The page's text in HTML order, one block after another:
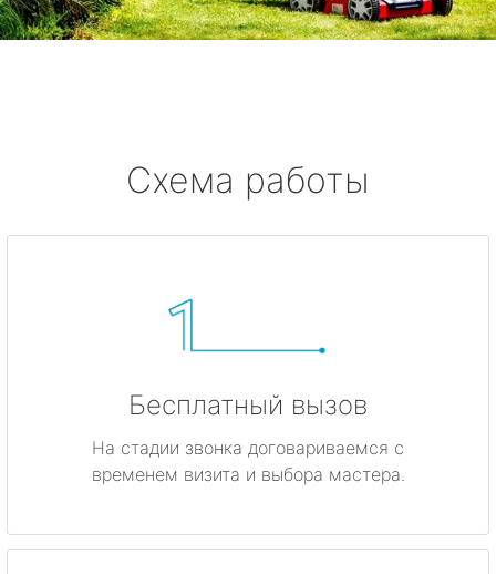
Схема работы
Бесплатный вызов
На стадии звонка договариваемся с
временем визита и выбора мастера.